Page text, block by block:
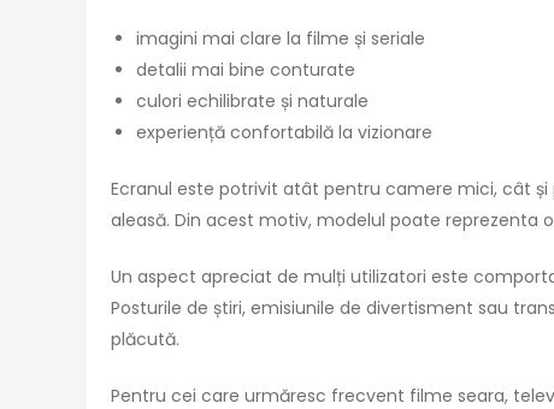
imagini mai clare la filme și seriale
detalii mai bine conturate
culori echilibrate și naturale
experiență confortabilă la vizionare
Ecranul este potrivit atât pentru camere mici, cât
aleasă. Din acest motiv, modelul poate
Un aspect apreciat de mulți utilizatori este
Posturile de știri, emisiunile de divertisment sau
plăcută.
Pentru cei care urmăresc frecvent filme seara,